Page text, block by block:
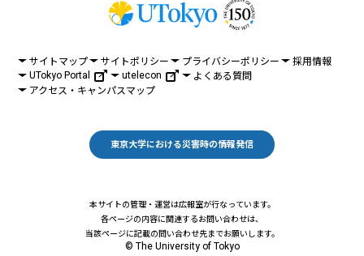
サイトマップ サイトポリシー プライバシーポリシー
採用情報
UTokyo Portal
utelecon
よくある質問
アクセス・キャンパスマップ
東京大学における災害時の情報発信
本サイトの管理・運営は広報室が行なっています。
各ページの内容に関連するお問い合わせは、
当該ページに記載の問い合わせ先までお願いします。
© The University of Tokyo